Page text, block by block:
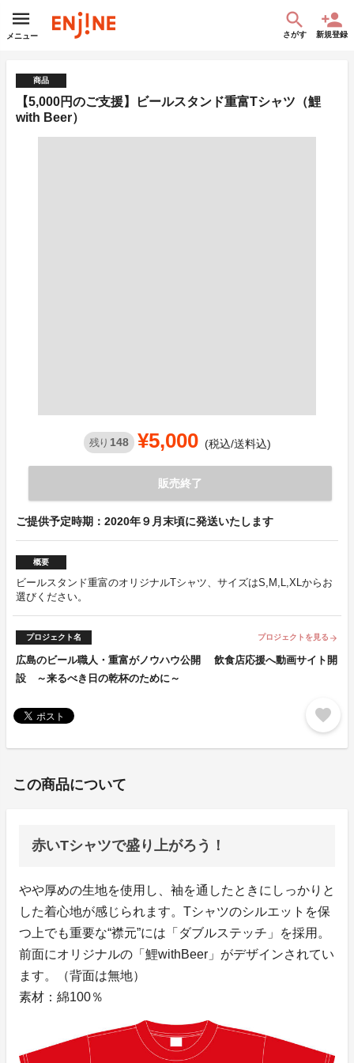
メニュー さがす 新規登録
商品
【5,000円のご支援】ビールスタンド重富Tシャツ（鯉
with Beer）
残り 148 ¥5,000 (税込/送料込)
販売終了
ご提供予定時期：2020年９月末頃に発送いたします
概要
ビールスタンド重富のオリジナルTシャツ、サイズはS,M,L,XLからお
選びください。
プロジェクト名 プロジェクトを見る arrow_forward
広島のビール職人・重富がノウハウ公開 飲食店応援へ動画サイト開
設 ～来るべき日の乾杯のために～
favorite
この商品について
赤いTシャツで盛り上がろう！
やや厚めの生地を使用し、袖を通したときにしっかりと
した着心地が感じられます。Tシャツのシルエットを保
つ上でも重要な“襟元”には「ダブルステッチ」を採用。
前面にオリジナルの「鯉withBeer」がデザインされてい
ます。（背面は無地）
素材：綿100％